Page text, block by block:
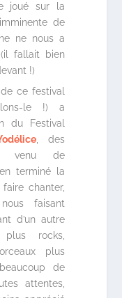
joué sur la
de
ne nous a
fallait bien
!)
ce festival
le !) a
du Festival
, des
venu de
terminé la
chanter,
faisant
d’un autre
plus rocks,
plus
de
attentes,